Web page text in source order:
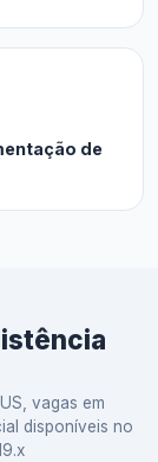
de
vagas em
disponíveis no